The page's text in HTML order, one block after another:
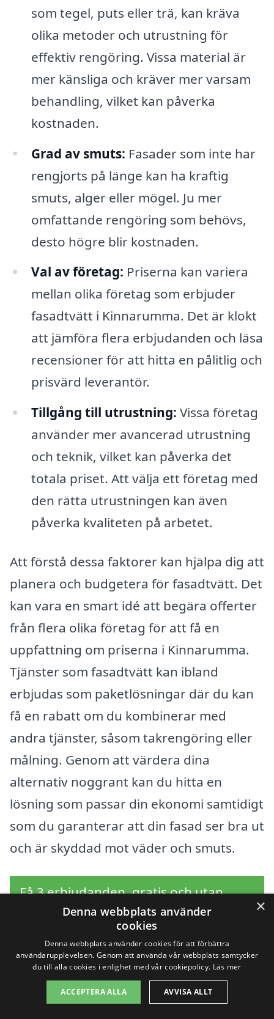
som tegel, puts eller trä, kan kräva
olika metoder och utrustning för
effektiv rengöring. Vissa material är
mer känsliga och kräver mer varsam
behandling, vilket kan påverka
kostnaden.
Grad av smuts: Fasader som inte har
rengjorts på länge kan ha kraftig
smuts, alger eller mögel. Ju mer
omfattande rengöring som behövs,
desto högre blir kostnaden.
Val av företag: Priserna kan variera
mellan olika företag som erbjuder
fasadtvätt i Kinnarumma. Det är klokt
att jämföra flera erbjudanden och läsa
recensioner för att hitta en pålitlig och
prisvärd leverantör.
Tillgång till utrustning: Vissa företag
använder mer avancerad utrustning
och teknik, vilket kan påverka det
totala priset. Att välja ett företag med
den rätta utrustningen kan även
påverka kvaliteten på arbetet.
Att förstå dessa faktorer kan hjälpa dig att
planera och budgetera för fasadtvätt. Det
kan vara en smart idé att begära offerter
från flera olika företag för att få en
uppfattning om priserna i Kinnarumma.
Tjänster som fasadtvätt kan ibland
erbjudas som paketlösningar där du kan
få en rabatt om du kombinerar med
andra tjänster, såsom takrengöring eller
målning. Genom att värdera dina
alternativ noggrant kan du hitta en
lösning som passar din ekonomi samtidigt
som du garanterar att din fasad ser bra ut
och är skyddad mot väder och smuts.
Få 3 erbjudanden, gratis och utan
förpliktelser
Sök efter en
professionell för
×
Denna webbplats använder
cookies
Denna webbplats använder cookies för att förbättra
användarupplevelsen. Genom att använda vår webbplats samtycker
du till alla cookies i enlighet med vår cookiepolicy. Läs mer
ACCEPTERA ALLA AVVISA ALLT